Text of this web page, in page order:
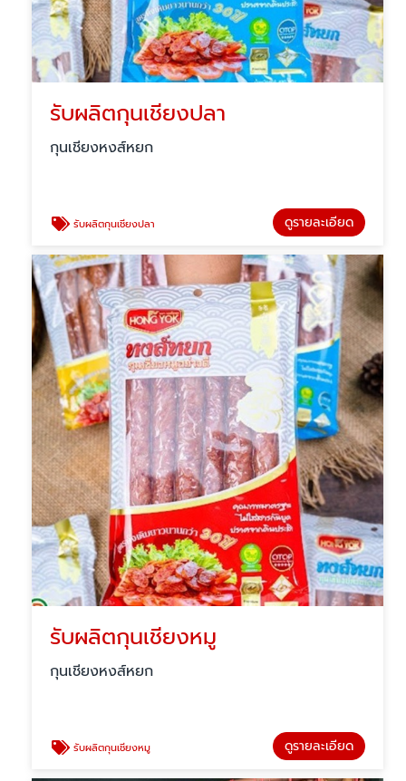
รับผลิตกุนเชียงปลา
กุนเชียงหงส์หยก
รับผลิตกุนเชียงปลา ดูรายละเอียด
รับผลิตกุนเชียงหมู
กุนเชียงหงส์หยก
รับผลิตกุนเชียงหมู ดูรายละเอียด